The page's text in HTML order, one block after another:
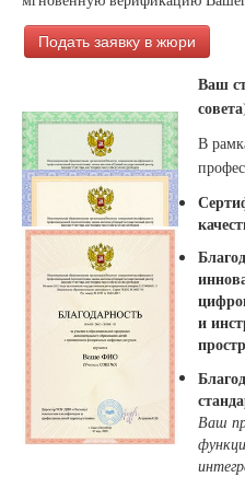
Подать заявку в жюри
Ваш
В
и
Ваш